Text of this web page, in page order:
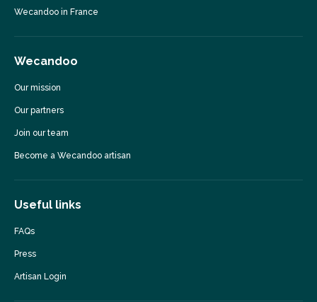
Wecandoo in France
Wecandoo
Our mission
Our partners
Join our team
Become a Wecandoo artisan
Useful links
FAQs
Press
Artisan Login